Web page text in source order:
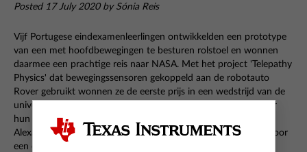
Posted 17 July 2020 by Sónia Reis
Vijf Portugese eindexamenleerlingen ontwikkelden een prototype
van een met hoofdbewegingen te besturen rolstoel en wonnen
daarmee een prachtige reis naar NASA. Met het project 'Telepathy
Physics' dat bewegingssensoren gekoppeld aan de robotauto
Rover gebruikt wonnen ze de eerste prijs in een wedstrijd van de
universiteit van Lissabon. "De leerlingen wilden op deze manier
hun medeleerlingen met een beperking helpen," zegt leraar
Alexandre Gomes. "Het mooie is dat ze oplossingen zochten voor
een echt bestaand probleem en dat ze zich tegelijk meer